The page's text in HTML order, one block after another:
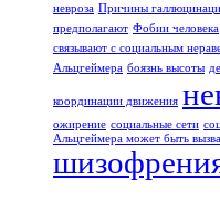
невроза Причины
предполагают Фобии человека
связывают с социальным
Альцгеймера боязнь высоты
координации движения
ожирение социальные сети
Альцгеймера может быть